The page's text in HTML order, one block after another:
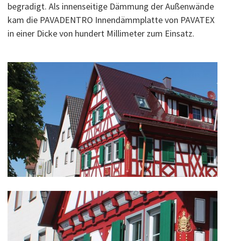
begradigt. Als innenseitige Dämmung der Außenwände
kam die PAVADENTRO Innendämmplatte von PAVATEX
in einer Dicke von hundert Millimeter zum Einsatz.